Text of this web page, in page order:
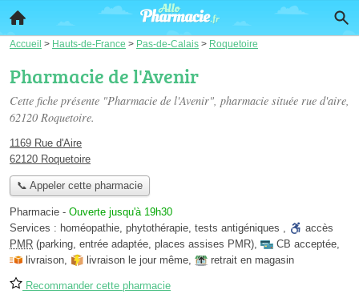
Accueil > Hauts-de-France > Pas-de-Calais > Roquetoire
Pharmacie de l'Avenir
Cette fiche présente "Pharmacie de l'Avenir", pharmacie située rue d'aire,
62120 Roquetoire.
1169 Rue d'Aire
62120 Roquetoire
📞 Appeler cette pharmacie
Pharmacie - Ouverte jusqu'à 19h30
Services : homéopathie, phytothérapie, tests antigéniques ,
accès
PMR (parking, entrée adaptée, places assises PMR), CB acceptée,
livraison, livraison le jour même, retrait en magasin
Recommander cette pharmacie